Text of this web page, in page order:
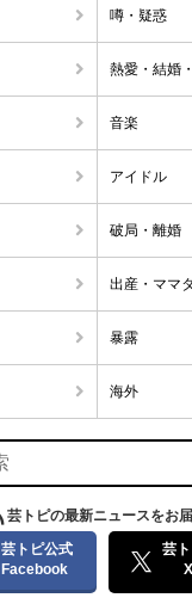
噂・疑惑
熱愛・結婚
音楽
アイドル
破局・離婚
出産・ママ
暴露
海外
芸トピの最新ニュースをお
芸トピ公式
Facebook
芸
X